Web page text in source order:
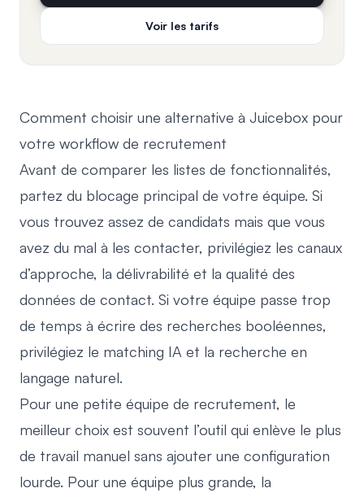
Voir les tarifs
Comment choisir une alternative à Juicebox pour
votre workflow de recrutement
Avant de comparer les listes de fonctionnalités,
partez du blocage principal de votre équipe. Si
vous trouvez assez de candidats mais que vous
avez du mal à les contacter, privilégiez les canaux
d’approche, la délivrabilité et la qualité des
données de contact. Si votre équipe passe trop
de temps à écrire des recherches booléennes,
privilégiez le matching IA et la recherche en
langage naturel.
Pour une petite équipe de recrutement, le
meilleur choix est souvent l’outil qui enlève le plus
de travail manuel sans ajouter une configuration
lourde. Pour une équipe plus grande, la